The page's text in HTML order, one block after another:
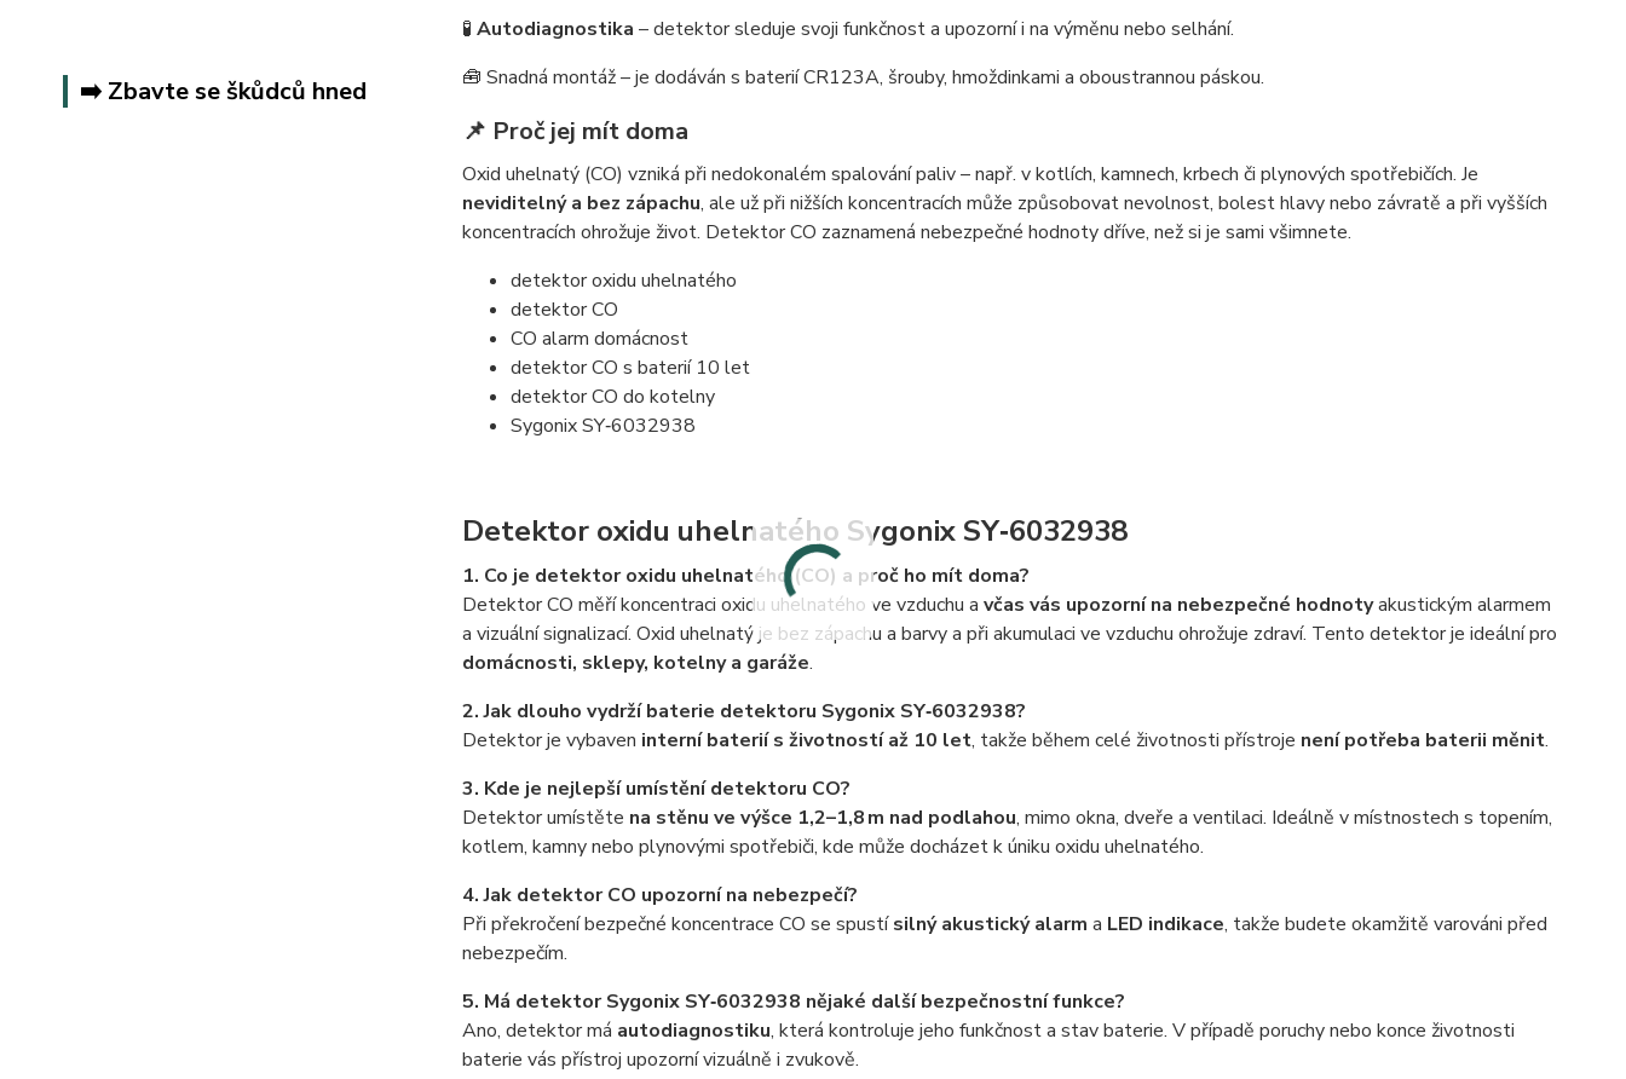
➡️ Zbavte se škůdců hned
🧪 Autodiagnostika – detektor sleduje svoji funkčnost a upozorní i na výměnu nebo selhání.
🧰 Snadná montáž – je dodáván s baterií CR123A, šrouby, hmoždinkami a oboustrannou páskou.
📌 Proč jej mít doma
Oxid uhelnatý (CO) vzniká při nedokonalém spalování paliv – např. v kotlích, kamnech, krbech či plynových spotřebičích. Je
neviditelný a bez zápachu, ale už při nižších koncentracích může způsobovat nevolnost, bolest hlavy nebo závratě a při vyšších
koncentracích ohrožuje život. Detektor CO zaznamená nebezpečné hodnoty dříve, než si je sami všimnete.
detektor oxidu uhelnatého
detektor CO
CO alarm domácnost
detektor CO s baterií 10 let
detektor CO do kotelny
Sygonix SY‑6032938
Detektor oxidu uhelnatého Sygonix SY‑6032938
1. Co je detektor oxidu uhelnatého (CO) a proč ho mít doma?
Detektor CO měří koncentraci oxidu uhelnatého ve vzduchu a včas vás upozorní na nebezpečné hodnotyakustickým alarmem
a vizuální signalizací. Oxid uhelnatý je bez zápachu a barvy a při akumulaci ve vzduchu ohrožuje zdraví. Tento detektor je ideální pro
domácnosti, sklepy, kotelny a garáže.
2. Jak dlouho vydrží baterie detektoru Sygonix SY‑6032938?
Detektor je vybaven interní baterií s životností až 10 let, takže během celé životnosti přístroje není potřeba baterii měnit.
3. Kde je nejlepší umístění detektoru CO?
Detektor umístěte na stěnu ve výšce 1,2–1,8 m nad podlahou, mimo okna, dveře a ventilaci. Ideálně v místnostech s topením,
kotlem, kamny nebo plynovými spotřebiči, kde může docházet k úniku oxidu uhelnatého.
4. Jak detektor CO upozorní na nebezpečí?
Při překročení bezpečné koncentrace CO se spustísilný akustický alarm a LED indikace, takže budete okamžitě varováni před
nebezpečím.
5. Má detektor Sygonix SY‑6032938 nějaké další bezpečnostní funkce?
Ano, detektor má autodiagnostiku, která kontroluje jeho funkčnost a stav baterie. V případě poruchy nebo konce životnosti
baterie vás přístroj upozorní vizuálně i zvukově.